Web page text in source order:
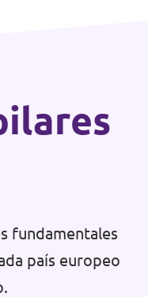
fundamentales
país europeo